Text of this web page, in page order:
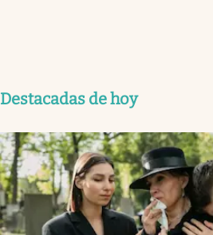
Destacadas de hoy